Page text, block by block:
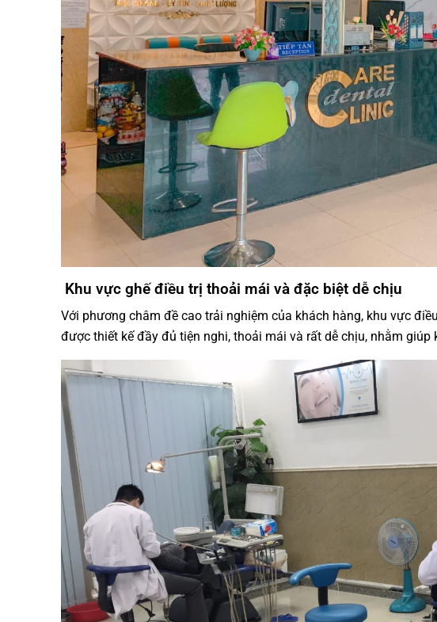
Khu vực ghế điều trị thoải mái và đặc biệt dễ chịu
Với phương châm đề cao trải nghiệm của khách hàng, khu vực
được thiết kế đầy đủ tiện nghi, thoải mái và rất dễ chịu, nhằm